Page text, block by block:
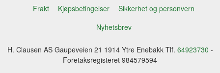
Frakt Kjøpsbetingelser
Sikkerhet og personvern
Nyhetsbrev
H. Clausen AS Gaupeveien 21 1914 Ytre Enebakk Tlf. 64923730 -
Foretaksregisteret 984579594